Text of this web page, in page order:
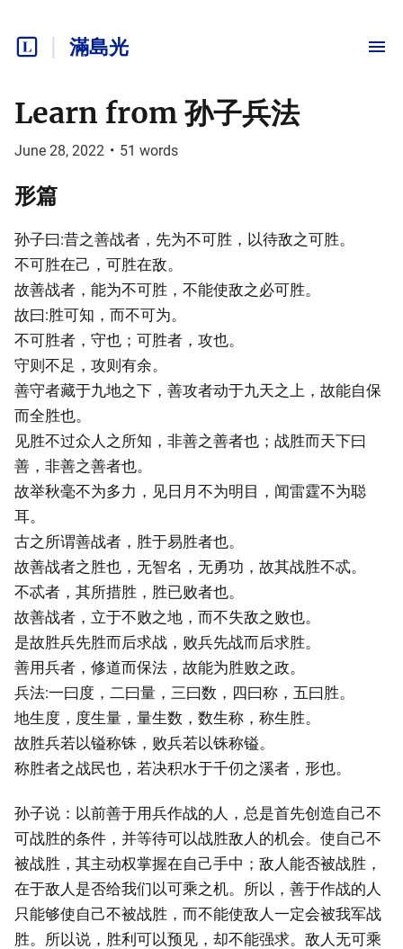
滿島光
Learn from 孙子兵法
June 28, 2022 • 51 words
形篇
孙子曰:昔之善战者，先为不可胜，以待敌之可胜。
不可胜在己，可胜在敌。
故善战者，能为不可胜，不能使敌之必可胜。
故曰:胜可知，而不可为。
不可胜者，守也；可胜者，攻也。
守则不足，攻则有余。
善守者藏于九地之下，善攻者动于九天之上，故能自保
而全胜也。
见胜不过众人之所知，非善之善者也；战胜而天下曰
善，非善之善者也。
故举秋毫不为多力，见日月不为明目，闻雷霆不为聪
耳。
古之所谓善战者，胜于易胜者也。
故善战者之胜也，无智名，无勇功，故其战胜不忒。
不忒者，其所措胜，胜已败者也。
故善战者，立于不败之地，而不失敌之败也。
是故胜兵先胜而后求战，败兵先战而后求胜。
善用兵者，修道而保法，故能为胜败之政。
兵法:一曰度，二曰量，三曰数，四曰称，五曰胜。
地生度，度生量，量生数，数生称，称生胜。
故胜兵若以镒称铢，败兵若以铢称镒。
称胜者之战民也，若决积水于千仞之溪者，形也。
孙子说：以前善于用兵作战的人，总是首先创造自己不
可战胜的条件，并等待可以战胜敌人的机会。使自己不
被战胜，其主动权掌握在自己手中；敌人能否被战胜，
在于敌人是否给我们以可乘之机。所以，善于作战的人
只能够使自己不被战胜，而不能使敌人一定会被我军战
胜。所以说，胜利可以预见，却不能强求。敌人无可乘